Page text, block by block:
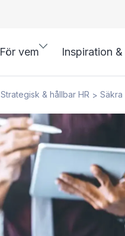
För vem Inspiration
Strategisk & hållbar HR >